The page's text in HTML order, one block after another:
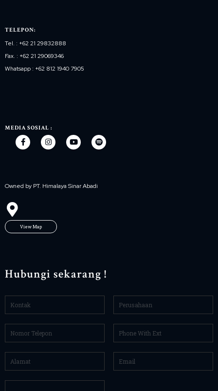
TELEPON:
Tel. : +62 21 29832888
Fax. : +62 21 29069346
Whatsapp : +62 812 1940 7905
MEDIA SOSIAL :
Owned by PT. Himalaya Sinar Abadi
View Map
Hubungi sekarang !